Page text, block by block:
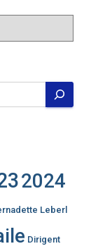
2024
Leberl
Dirigent